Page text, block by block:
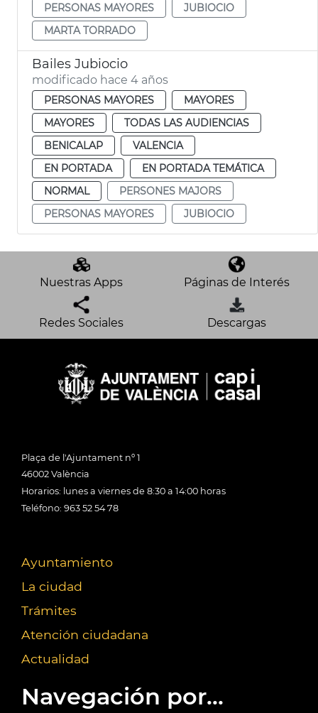
PERSONAS MAYORES
JUBIOCIO
MARTA TORRADO
Bailes Jubiocio
modificado hace 4 años
PERSONAS MAYORES
MAYORES
MAYORES
TODAS LAS AUDIENCIAS
BENICALAP
VALENCIA
EN PORTADA
EN PORTADA TEMÁTICA
NORMAL
PERSONES MAJORS
PERSONAS MAYORES
JUBIOCIO
Nuestras Apps Páginas de Interés
Redes Sociales Descargas
Plaça de l'Ajuntament nº 1
46002 València
Horarios: lunes a viernes de 8:30 a 14:00 horas
Teléfono: 963 52 54 78
Ayuntamiento
La ciudad
Trámites
Atención ciudadana
Actualidad
Navegación por...